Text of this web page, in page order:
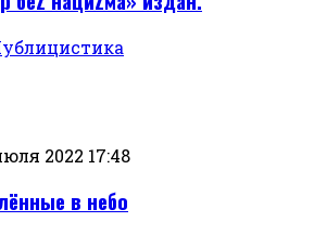
2022 17:48
в небо